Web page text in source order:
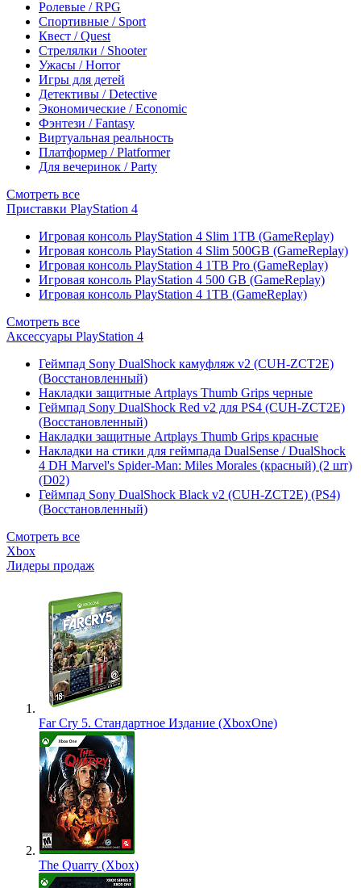
Ролевые / RPG
Спортивные / Sport
Квест / Quest
Стрелялки / Shooter
Ужасы / Horror
Игры для детей
Детективы / Detective
Экономические / Economic
Фэнтези / Fantasy
Виртуальная реальность
Платформер / Platformer
Для вечеринок / Party
Смотреть все
Приставки PlayStation 4
Игровая консоль PlayStation 4 Slim 1TB (GameReplay)
Игровая консоль PlayStation 4 Slim 500GB (GameReplay)
Игровая консоль PlayStation 4 1TB Pro (GameReplay)
Игровая консоль PlayStation 4 500 GB (GameReplay)
Игровая консоль PlayStation 4 1TB (GameReplay)
Смотреть все
Аксессуары PlayStation 4
Геймпад Sony DualShock камуфляж v2 (CUH-ZCT2E)
(Восстановленный)
Накладки защитные Artplays Thumb Grips черные
Геймпад Sony DualShock Red v2 для PS4 (CUH-ZCT2E)
(Восстановленный)
Накладки защитные Artplays Thumb Grips красные
Накладки на стики для геймпада DualSense / DualShock
4 DH Marvel's Spider-Man: Miles Morales (красный) (2 шт)
(D02)
Геймпад Sony DualShock Black v2 (CUH-ZCT2E) (PS4)
(Восстановленный)
Смотреть все
Xbox
Лидеры продаж
Far Cry 5. Стандартное Издание (XboxOne)
The Quarry (Xbox)